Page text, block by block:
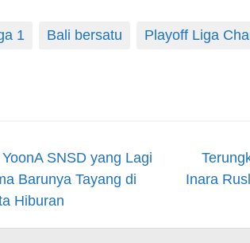
1 Bali bersatu Playoff Liga
SNSD yang Lagi
Barunya Tayang di
Hiburan
Inara